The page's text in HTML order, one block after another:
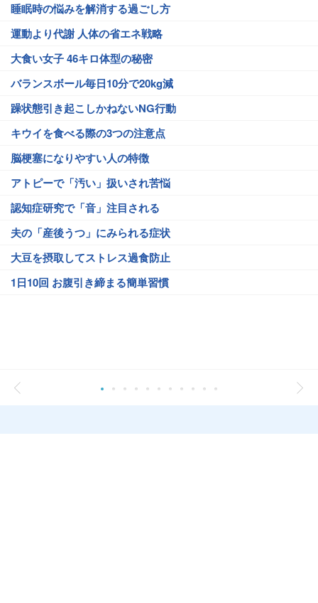
睡眠時の悩みを解消する過ごし方
運動より代謝 人体の省エネ戦略
大食い女子 46キロ体型の秘密
バランスボール毎日10分で20kg減
躁状態引き起こしかねないNG行動
キウイを食べる際の3つの注意点
脳梗塞になりやすい人の特徴
アトピーで「汚い」扱いされ苦悩
認知症研究で「音」注目される
夫の「産後うつ」にみられる症状
大豆を摂取してストレス過食防止
1日10回 お腹引き締まる簡単習慣